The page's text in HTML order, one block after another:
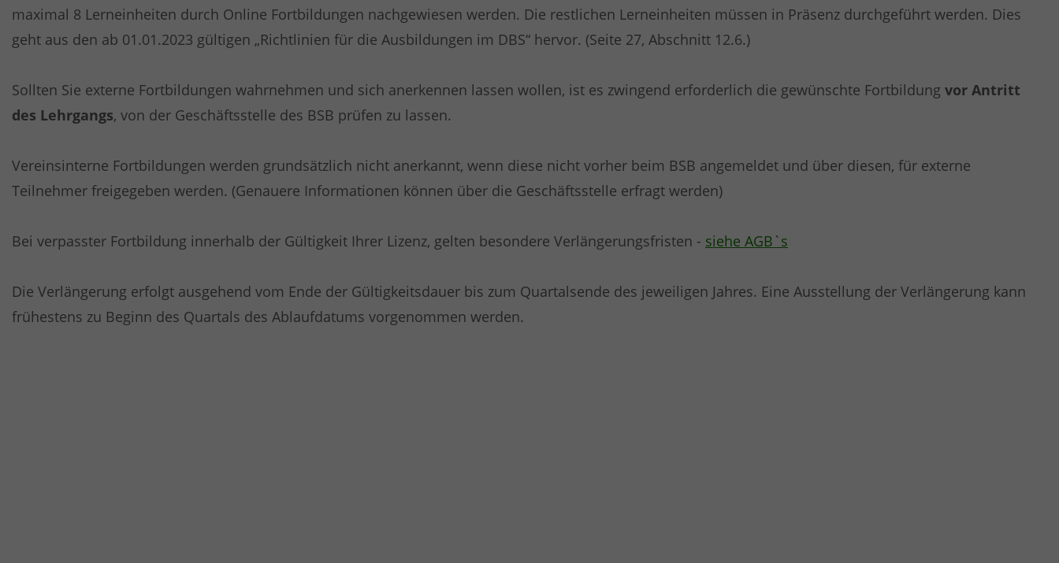
maximal 8 Lerneinheiten durch Online Fortbildungen nachgewiesen werden. Die restlichen Lerneinheiten müssen in Präsenz durchgeführt werden. Dies
geht aus den ab 01.01.2023 gültigen „Richtlinien für die Ausbildungen im DBS“ hervor. (Seite 27, Abschnitt 12.6.)
Sollten Sie externe Fortbildungen wahrnehmen und sich anerkennen lassen wollen, ist es zwingend erforderlich die gewünschte Fortbildung vor Antritt
des Lehrgangs, von der Geschäftsstelle des BSB prüfen zu lassen.
Vereinsinterne Fortbildungen werden grundsätzlich nicht anerkannt, wenn diese nicht vorher beim BSB angemeldet und über diesen, für externe
Teilnehmer freigegeben werden. (Genauere Informationen können über die Geschäftsstelle erfragt werden)
Bei verpasster Fortbildung innerhalb der Gültigkeit Ihrer Lizenz, gelten besondere Verlängerungsfristen - siehe AGB`s
Die Verlängerung erfolgt ausgehend vom Ende der Gültigkeitsdauer bis zum Quartalsende des jeweiligen Jahres. Eine Ausstellung der Verlängerung kann
frühestens zu Beginn des Quartals des Ablaufdatums vorgenommen werden.